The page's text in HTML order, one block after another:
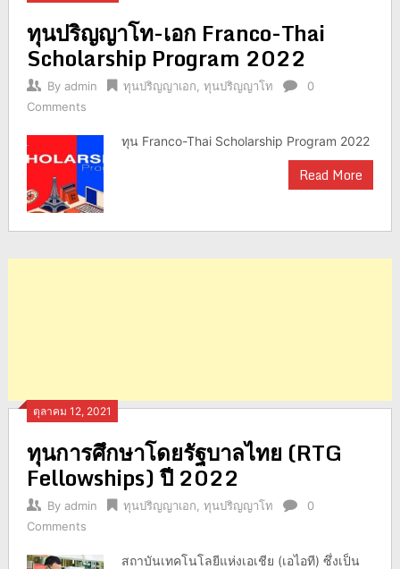
ทุนปริญญาโท-เอก Franco-Thai
Scholarship Program 2022
By admin ทุนปริญญาเอก, ทุนปริญญาโท
0
Comments
ทุน Franco-Thai Scholarship Program 2022
Read More
ตุลาคม 12, 2021
ทุนการศึกษาโดยรัฐบาลไทย (RTG
Fellowships) ปี 2022
By admin ทุนปริญญาเอก ทุนปริญญาโท
0
Comments
สถาบันเทคโนโลยีแห่งเอเชีย (เอไอที) ซึ่งเป็น